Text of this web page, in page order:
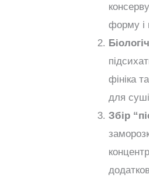
форму і
фініка
для
Збір